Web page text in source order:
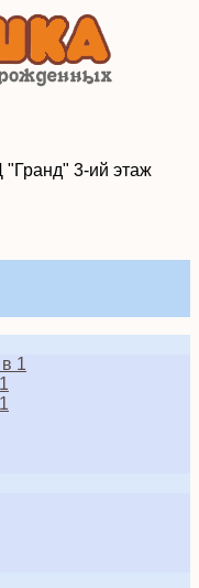
"Гранд" 3-ий этаж
1